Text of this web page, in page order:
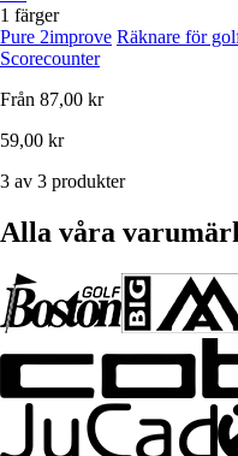
1 färger
Pure 2improve Räknare för
Scorecounter
Från 87,00 kr
59,00 kr
3 av 3 produkter
Alla våra